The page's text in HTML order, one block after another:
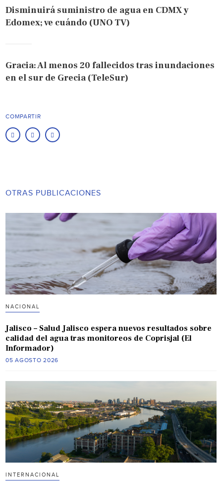
Disminuirá suministro de agua en CDMX y
Edomex; ve cuándo (UNO TV)
Gracia: Al menos 20 fallecidos tras inundaciones
en el sur de Grecia (TeleSur)
COMPARTIR
OTRAS PUBLICACIONES
NACIONAL
Jalisco – Salud Jalisco espera nuevos resultados sobre
calidad del agua tras monitoreos de Coprisjal (El
Informador)
05 AGOSTO 2026
INTERNACIONAL